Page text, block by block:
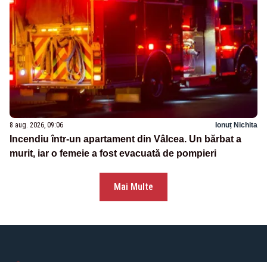
8 aug. 2026, 09:06 Ionuț Nichita
Incendiu într-un apartament din Vâlcea. Un bărbat a
murit, iar o femeie a fost evacuată de pompieri
Mai Multe